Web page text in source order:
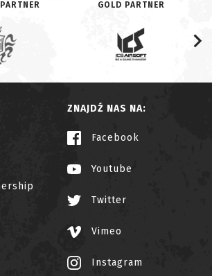
GOLD PARTNER
ZNAJDŹ NAS NA:
Facebook
Youtube
Twitter
Vimeo
Instagram